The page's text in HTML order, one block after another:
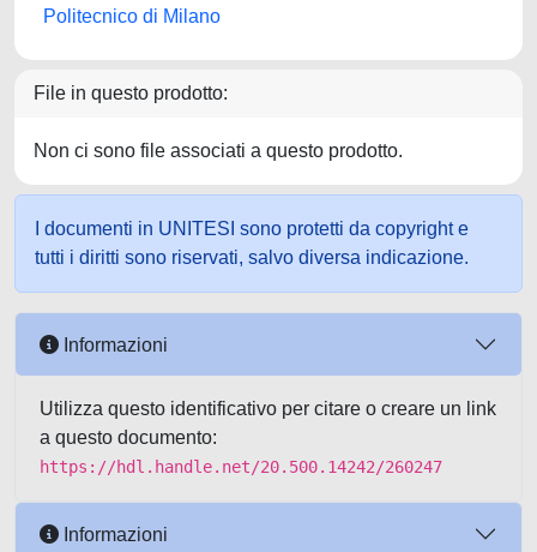
Politecnico di Milano
File in questo prodotto:
Non ci sono file associati a questo prodotto.
I documenti in UNITESI sono protetti da copyright e
tutti i diritti sono riservati, salvo diversa indicazione.
Informazioni
Utilizza questo identificativo per citare o creare un link
a questo documento:
https://hdl.handle.net/20.500.14242/260247
Informazioni